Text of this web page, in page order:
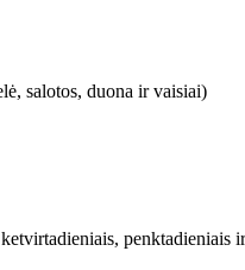
salotos, duona ir vaisiai)
penktadieniais